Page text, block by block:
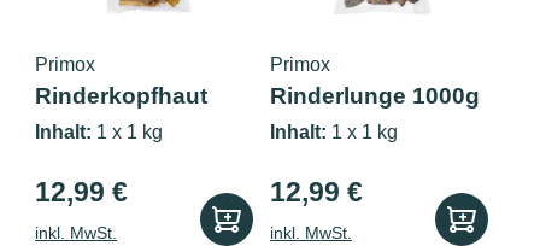
Primox
Rinderkopfhaut
1000g
Inhalt: 1 x 1 kg
12,99 €
inkl. MwSt.
Primox
Rinderlunge 1000g
Inhalt: 1 x 1 kg
12,99 €
inkl. MwSt.